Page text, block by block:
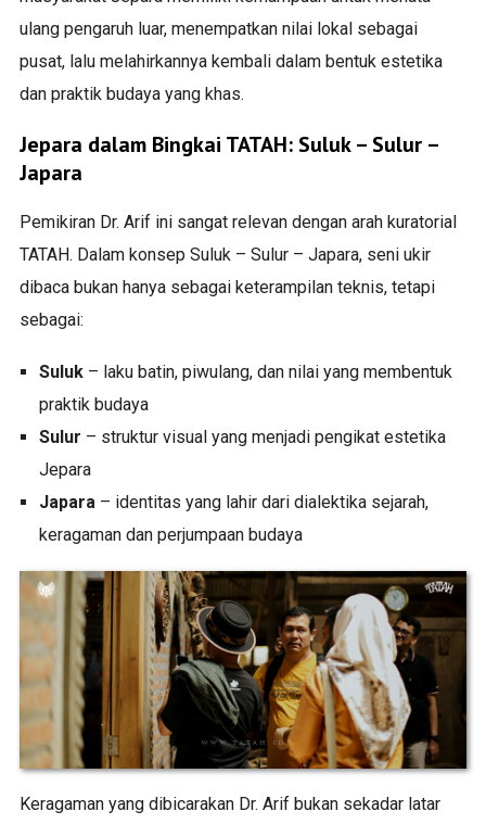
ulang pengaruh luar, menempatkan nilai lokal sebagai
pusat, lalu melahirkannya kembali dalam bentuk estetika
dan praktik budaya yang khas.
Jepara dalam Bingkai TATAH: Suluk – Sulur –
Japara
Pemikiran Dr. Arif ini sangat relevan dengan arah kuratorial
TATAH. Dalam konsep Suluk – Sulur – Japara, seni ukir
dibaca bukan hanya sebagai keterampilan teknis, tetapi
sebagai:
Suluk – laku batin, piwulang, dan nilai yang membentuk
praktik budaya
Sulur – struktur visual yang menjadi pengikat estetika
Jepara
Japara – identitas yang lahir dari dialektika sejarah,
keragaman dan perjumpaan budaya
Keragaman yang dibicarakan Dr. Arif bukan sekadar latar